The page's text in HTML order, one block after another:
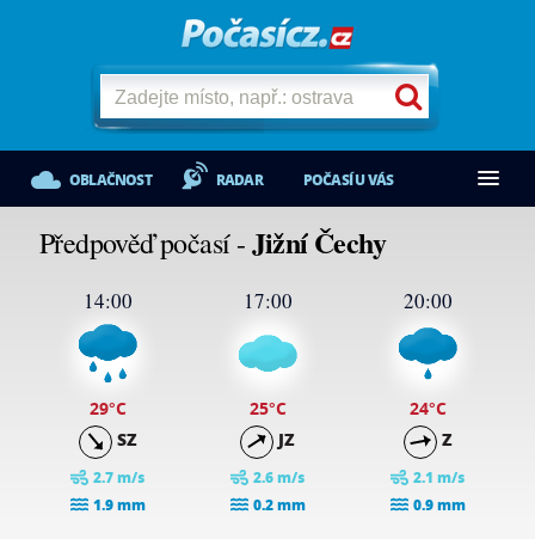
OBLAČNOST RADAR POČASÍ U VÁS
Předpověď počasí -Jižní Čechy
14:00
29°C
SZ
2.7 m/s
1.9 mm
17:00
25°C
JZ
2.6 m/s
0.2 mm
20:00
24°C
Z
2.1 m/s
0.9 mm